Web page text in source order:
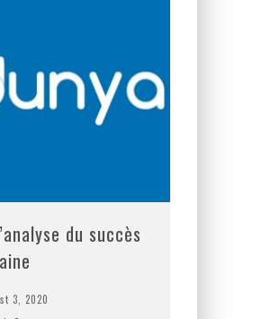
du succès
3, 2020